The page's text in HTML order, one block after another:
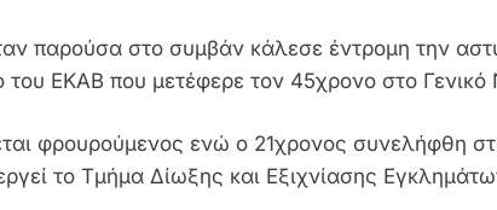
παρούσα στο συμβάν κάλεσε έντρομη την
ΕΚΑΒ που μετέφερε τον 45χρονο στο Γενικό
φρουρούμενος ενώ ο 21χρονος συνελήφθη
το Τμήμα Δίωξης και Εξιχνίασης